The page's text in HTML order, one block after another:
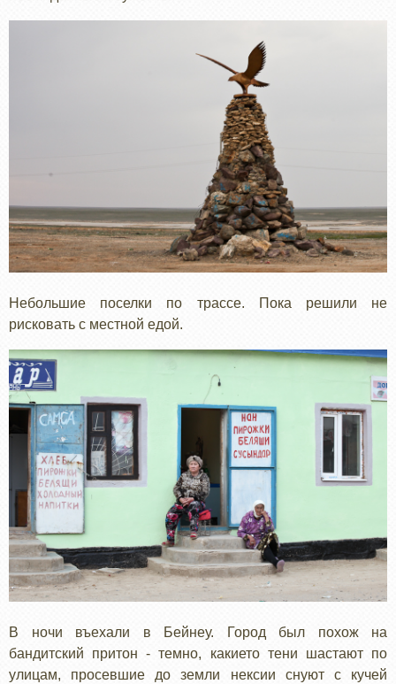
Небольшие поселки по трассе. Пока решили не
рисковать с местной едой.
В ночи въехали в Бейнеу. Город был похож на
бандитский притон - темно, какието тени шастают по
улицам, просевшие до земли нексии снуют с кучей